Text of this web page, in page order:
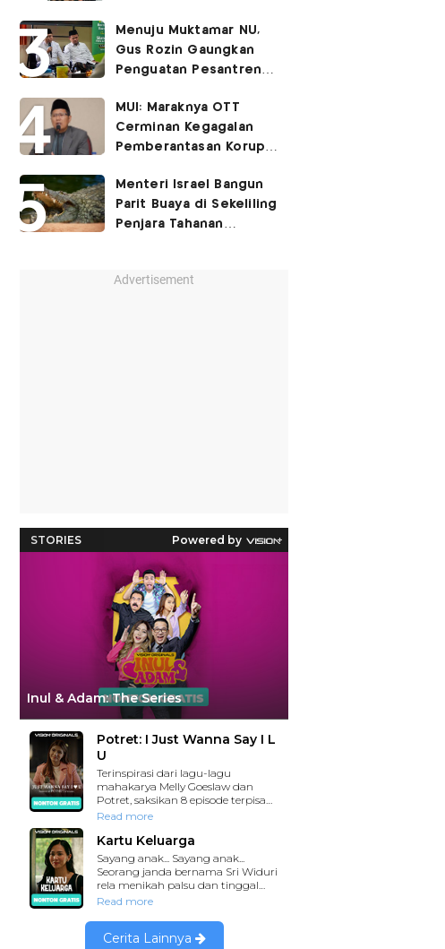
Menuju Muktamar NU,
Gus Rozin Gaungkan
Penguatan Pesantren
MUI: Maraknya OTT
Cerminan Kegagalan
Pemberantasan Korupsi
Menteri Israel Bangun
Parit Buaya di Sekeliling
Penjara Tahanan
Advertisement